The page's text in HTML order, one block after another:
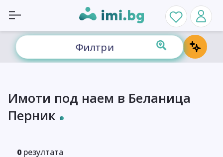
Филтри
Имоти под наем в Беланица
Перник
0 резултата